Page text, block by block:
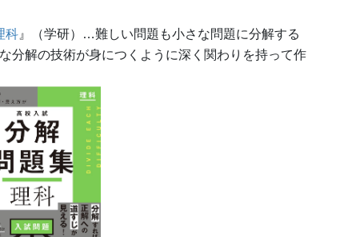
科 』（学研）…難しい問題も小さな問題に分解する
分解の技術が身につくように深く関わりを持って作